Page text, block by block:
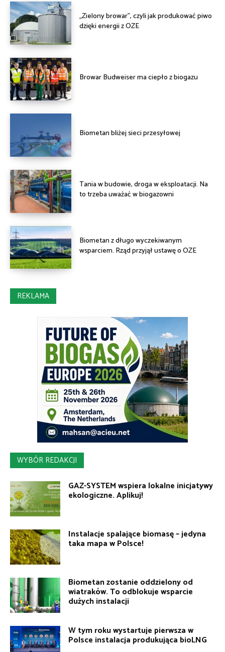
„Zielony browar”, czyli jak produkować piwo
dzięki energii z OZE
Browar Budweiser ma ciepło z biogazu
Biometan bliżej sieci przesyłowej
Tania w budowie, droga w eksploatacji. Na
to trzeba uważać w biogazowni
Biometan z długo wyczekiwanym
wsparciem. Rząd przyjął ustawę o OZE
REKLAMA
WYBÓR REDAKCJI
GAZ-SYSTEM wspiera lokalne inicjatywy
ekologiczne. Aplikuj!
Instalacje spalające biomasę – jedyna
taka mapa w Polsce!
Biometan zostanie oddzielony od
wiatraków. To odblokuje wsparcie
dużych instalacji
W tym roku wystartuje pierwsza w
Polsce instalacja produkująca bioLNG